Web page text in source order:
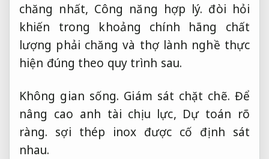
chăng nhất, Công năng hợp lý. đòi hỏi
khiến trong khoảng chính hãng chất
lượng phải chăng và thợ lành nghề thực
hiện đúng theo quy trình sau.
Không gian sống. Giám sát chặt chẽ. Để
nâng cao anh tài chịu lực, Dự toán rõ
ràng. sợi thép inox được cố định sát
nhau.